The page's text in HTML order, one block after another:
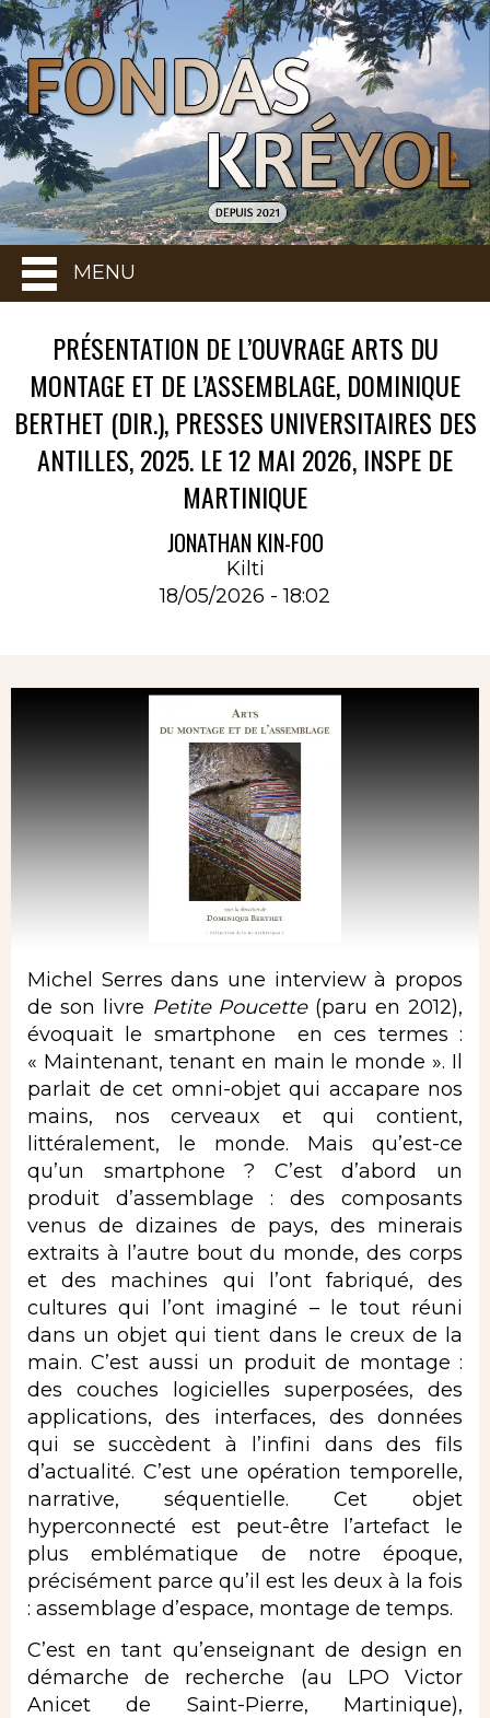
MENU
PRÉSENTATION DE L’OUVRAGE ARTS DU
MONTAGE ET DE L’ASSEMBLAGE, DOMINIQUE
BERTHET (DIR.), PRESSES UNIVERSITAIRES DES
ANTILLES, 2025. LE 12 MAI 2026, INSPE DE
MARTINIQUE
JONATHAN KIN-FOO
Kilti
18/05/2026 - 18:02
Michel Serres dans une interview à propos
de son livre Petite Poucette(paru en 2012),
évoquait le smartphone en ces termes :
« Maintenant, tenant en main le monde ». Il
parlait de cet omni-objet qui accapare nos
mains, nos cerveaux et qui contient,
littéralement, le monde. Mais qu’est-ce
qu’un smartphone ? C’est d’abord un
produit d’assemblage : des composants
venus de dizaines de pays, des minerais
extraits à l’autre bout du monde, des corps
et des machines qui l’ont fabriqué, des
cultures qui l’ont imaginé – le tout réuni
dans un objet qui tient dans le creux de la
main. C’est aussi un produit de montage :
des couches logicielles superposées, des
applications, des interfaces, des données
qui se succèdent à l’infini dans des fils
d’actualité. C’est une opération temporelle,
narrative, séquentielle. Cet objet
hyperconnecté est peut-être l’artefact le
plus emblématique de notre époque,
précisément parce qu’il est les deux à la fois
: assemblage d’espace, montage de temps.
C’est en tant qu’enseignant de design en
démarche de recherche (au LPO Victor
Anicet de Saint-Pierre, Martinique),